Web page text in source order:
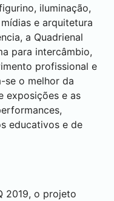
iluminação,
e arquitetura
a Quadrienal
para intercâmbio,
profissional e
se o melhor da
exposições e as
educativos e de
2019, o projeto